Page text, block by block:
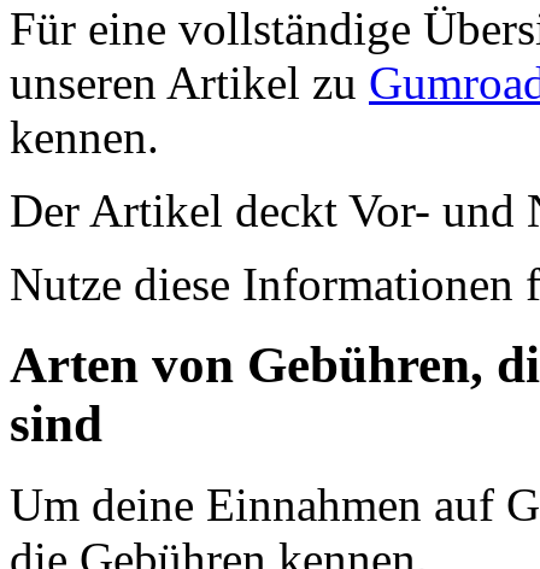
Für eine vollständige
unseren Artikel zu
kennen.
Der Artikel deckt Vor- und
Nutze diese Informationen
Arten von Gebühren,
sind
Um deine Einnahmen auf
die Gebühren kennen.